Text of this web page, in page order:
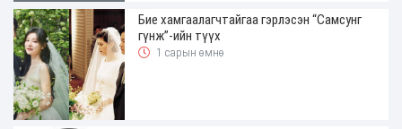
Бие хамгаалагчтайгаа гэрлэсэн “Самсунг
гүнж”-ийн түүх
1 сарын өмнө